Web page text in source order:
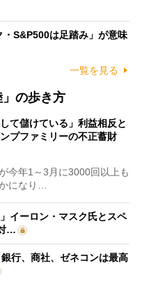
・S&P500は足踏み」が意味
一覧を見る
の歩き方
て儲けている」利益相反と
プファミリーの不正蓄財
今年1～3月に3000回以上も
になり…
イーロン・マスク氏とスペ
…
行、商社、ゼネコンは最高